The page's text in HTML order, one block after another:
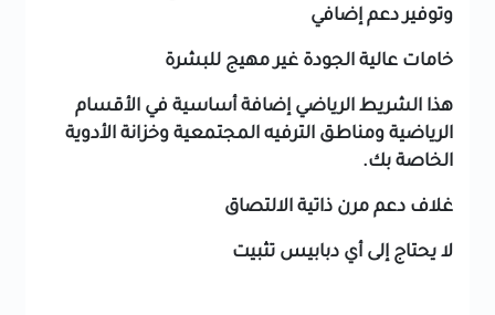
وتوفير دعم إضافي
خامات عالية الجودة غير مهيج للبشرة
هذا الشريط الرياضي إضافة أساسية في الأقسام
الرياضية ومناطق الترفيه المجتمعية وخزانة الأدوية
الخاصة بك.
غلاف دعم مرن ذاتية الالتصاق
لا يحتاج إلى أي دبابيس تثبيت